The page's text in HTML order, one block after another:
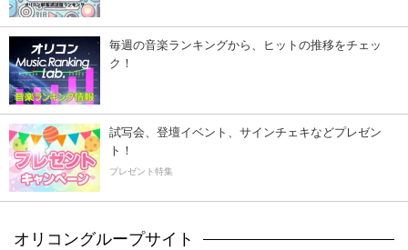
毎週の音楽ランキングから、ヒットの推移をチェッ
ク！
試写会、登壇イベント、サインチェキなどプレゼン
ト！
プレゼント特集
オリコングループサイト